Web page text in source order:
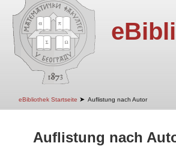
eBibliothek Startseite ➤ Auflistung nach Autor
Auflistung nach